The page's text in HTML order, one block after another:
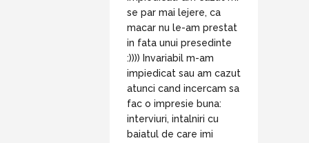
se par mai lejere, ca
macar nu le-am prestat
in fata unui presedinte
:)))) Invariabil m-am
impiedicat sau am cazut
atunci cand incercam sa
fac o impresie buna:
interviuri, intalniri cu
baiatul de care imi